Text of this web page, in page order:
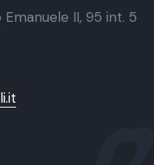
II, 95 int. 5